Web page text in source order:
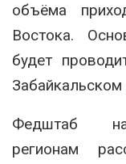
объёма
Востока.
будет
Забайкальском
Федштаб
регионам